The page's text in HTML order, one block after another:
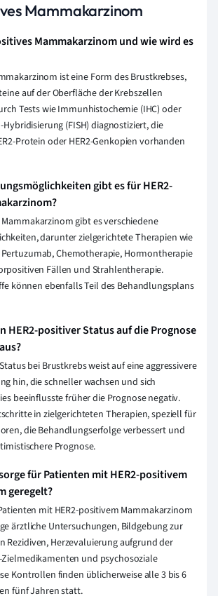
Mammakarzinom
Mammakarzinom und wie wird es
ist eine Form des Brustkrebses,
auf der Oberfläche der Krebszellen
Tests wie Immunhistochemie (IHC) oder
(FISH) diagnostiziert, die
Protein oder HER2-Genkopien vorhanden
gibt es für HER2-
Mammakarzinom gibt es verschiedene
darunter zielgerichtete Therapien wie
Chemotherapie, Hormontherapie
Fällen und Strahlentherapie.
können ebenfalls Teil des Behandlungsplans
HER2-positiver Status auf die Prognose
bei Brustkrebs weist auf eine aggressivere
hin, die schneller wachsen und sich
beeinflusste früher die Prognose negativ.
in zielgerichteten Therapien, speziell für
die Behandlungserfolge verbessert und
Prognose.
für Patienten mit HER2-positivem
geregelt?
mit HER2-positivem Mammakarzinom
ärztliche Untersuchungen, Bildgebung zur
Rezidiven, Herzevaluierung aufgrund der
Zielmedikamenten und psychosoziale
Kontrollen finden üblicherweise alle 3 bis 6
fünf Jahren statt.